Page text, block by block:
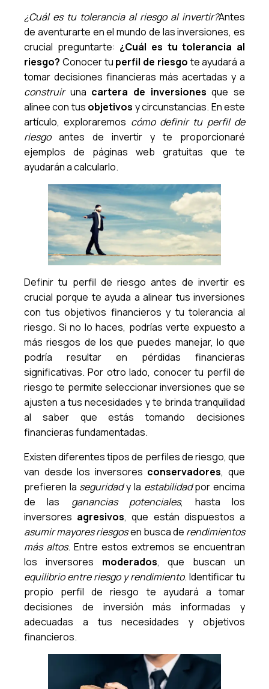
¿Cuál es tu tolerancia al riesgo al invertir?Antes
de aventurarte en el mundo de las inversiones, es
crucial preguntarte: ¿Cuál es tu tolerancia al
riesgo? Conocer tu perfil de riesgote ayudará a
tomar decisiones financieras más acertadas y a
construiruna cartera de inversionesque se
alinee con tus objetivos y circunstancias. En este
artículo, exploraremos cómo definir tu perfil de
riesgoantes de invertir y te proporcionaré
ejemplos de páginas web gratuitas que te
ayudarán a calcularlo.
Definir tu perfil de riesgo antes de invertir es
crucial porque te ayuda a alinear tus inversiones
con tus objetivos financieros y tu tolerancia al
riesgo. Si no lo haces, podrías verte expuesto a
más riesgos de los que puedes manejar, lo que
podría resultar en pérdidas financieras
significativas. Por otro lado, conocer tu perfil de
riesgo te permite seleccionar inversiones que se
ajusten a tus necesidades y te brinda tranquilidad
al saber que estás tomando decisiones
financieras fundamentadas.
Existen diferentes tipos de perfiles de riesgo, que
van desde los inversores conservadores, que
prefieren la seguridady la estabilidadpor encima
de las ganancias potenciales, hasta los
inversores agresivos, que están dispuestos a
asumir mayores riesgosen busca de rendimientos
más altos. Entre estos extremos se encuentran
los inversores moderados, que buscan un
equilibrio entre riesgo y rendimiento. Identificar tu
propio perfil de riesgo te ayudará a tomar
decisiones de inversión más informadas y
adecuadas a tus necesidades y objetivos
financieros.